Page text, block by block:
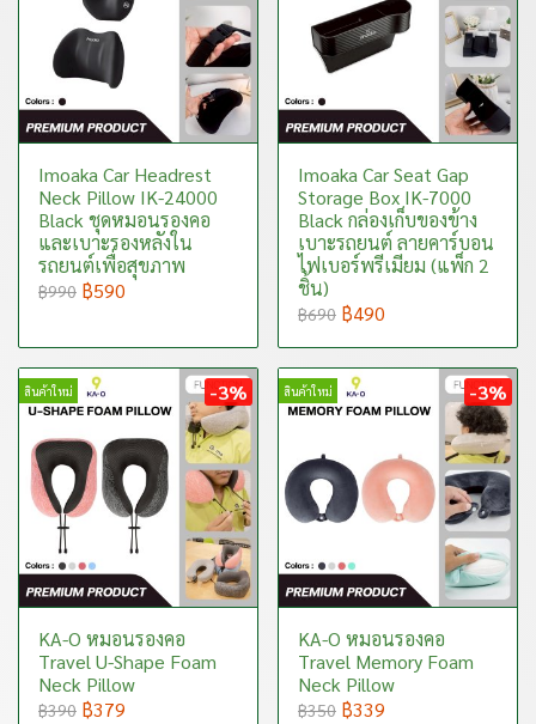
Imoaka Car Headrest
Neck Pillow IK-24000
Black ชุดหมอนรองคอ
และเบาะรองหลังใน
รถยนต์เพื่อสุขภาพ
฿990 ฿590
Imoaka Car Seat Gap
Storage Box IK-7000
Black กล่องเก็บของข้าง
เบาะรถยนต์ ลายคาร์บอน
ไฟเบอร์พรีเมียม (แพ็ก 2
ชิ้น)
฿690 ฿490
สินค้าใหม่ -3%
KA-O หมอนรองคอ
Travel U-Shape Foam
Neck Pillow
฿390 ฿379
สินค้าใหม่ -3%
KA-O หมอนรองคอ
Travel Memory Foam
Neck Pillow
฿350 ฿339